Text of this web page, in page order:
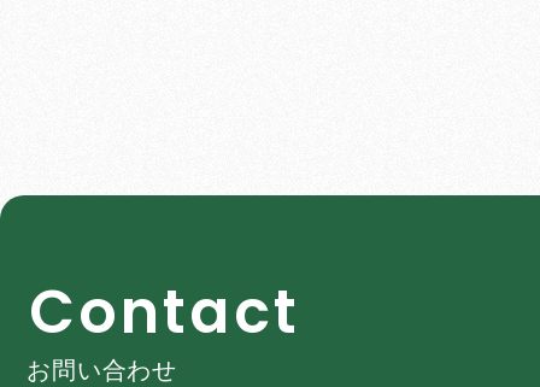
Contact
お問い合わせ